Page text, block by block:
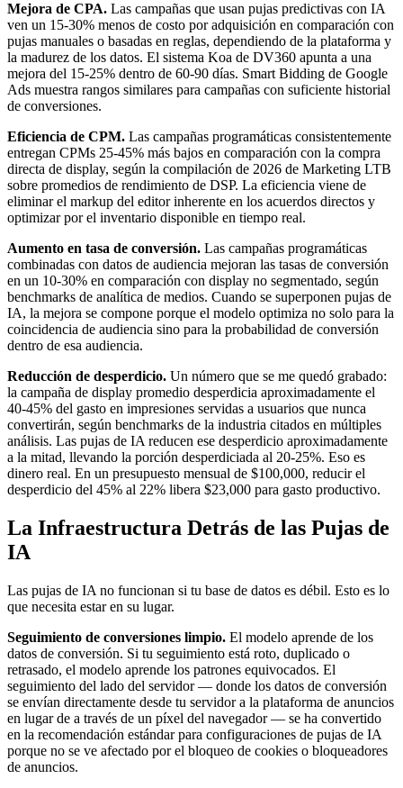
Mejora de CPA. Las campañas que usan pujas predictivas con IA
ven un 15-30% menos de costo por adquisición en comparación con
pujas manuales o basadas en reglas, dependiendo de la plataforma y
la madurez de los datos. El sistema Koa de DV360 apunta a una
mejora del 15-25% dentro de 60-90 días. Smart Bidding de Google
Ads muestra rangos similares para campañas con suficiente historial
de conversiones.
Eficiencia de CPM. Las campañas programáticas consistentemente
entregan CPMs 25-45% más bajos en comparación con la compra
directa de display, según la compilación de 2026 de Marketing LTB
sobre promedios de rendimiento de DSP. La eficiencia viene de
eliminar el markup del editor inherente en los acuerdos directos y
optimizar por el inventario disponible en tiempo real.
Aumento en tasa de conversión. Las campañas programáticas
combinadas con datos de audiencia mejoran las tasas de conversión
en un 10-30% en comparación con display no segmentado, según
benchmarks de analítica de medios. Cuando se superponen pujas de
IA, la mejora se compone porque el modelo optimiza no solo para la
coincidencia de audiencia sino para la probabilidad de conversión
dentro de esa audiencia.
Reducción de desperdicio. Un número que se me quedó grabado:
la campaña de display promedio desperdicia aproximadamente el
40-45% del gasto en impresiones servidas a usuarios que nunca
convertirán, según benchmarks de la industria citados en múltiples
análisis. Las pujas de IA reducen ese desperdicio aproximadamente
a la mitad, llevando la porción desperdiciada al 20-25%. Eso es
dinero real. En un presupuesto mensual de $100,000, reducir el
desperdicio del 45% al 22% libera $23,000 para gasto productivo.
La Infraestructura Detrás de las Pujas de
IA
Las pujas de IA no funcionan si tu base de datos es débil. Esto es lo
que necesita estar en su lugar.
Seguimiento de conversiones limpio. El modelo aprende de los
datos de conversión. Si tu seguimiento está roto, duplicado o
retrasado, el modelo aprende los patrones equivocados. El
seguimiento del lado del servidor — donde los datos de conversión
se envían directamente desde tu servidor a la plataforma de anuncios
en lugar de a través de un píxel del navegador — se ha convertido
en la recomendación estándar para configuraciones de pujas de IA
porque no se ve afectado por el bloqueo de cookies o bloqueadores
de anuncios.